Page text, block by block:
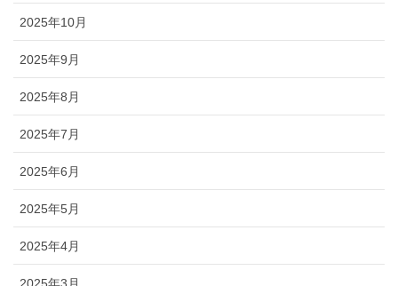
2025年10月
2025年9月
2025年8月
2025年7月
2025年6月
2025年5月
2025年4月